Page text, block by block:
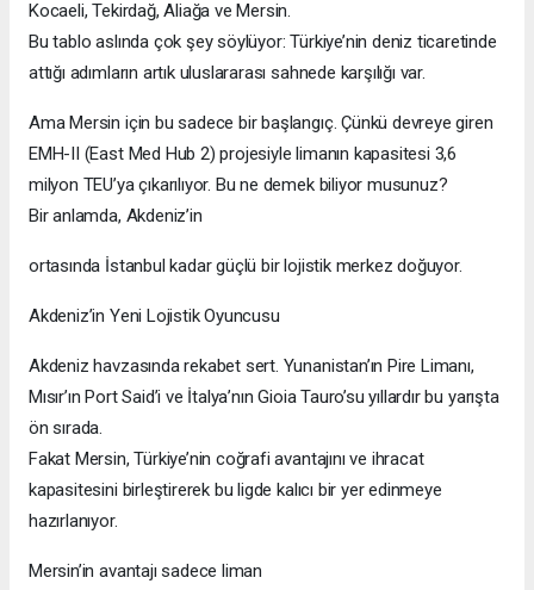
Kocaeli, Tekirdağ, Aliağa ve Mersin.
Bu tablo aslında çok şey söylüyor: Türkiye’nin deniz ticaretinde
attığı adımların artık uluslararası sahnede karşılığı var.
Ama Mersin için bu sadece bir başlangıç. Çünkü devreye giren
EMH-II (East Med Hub 2) projesiyle limanın kapasitesi 3,6
milyon TEU’ya çıkarılıyor. Bu ne demek biliyor musunuz?
Bir anlamda, Akdeniz’in
ortasında İstanbul kadar güçlü bir lojistik merkez doğuyor.
Akdeniz’in Yeni Lojistik Oyuncusu
Akdeniz havzasında rekabet sert. Yunanistan’ın Pire Limanı,
Mısır’ın Port Said’i ve İtalya’nın Gioia Tauro’su yıllardır bu yarışta
ön sırada.
Fakat Mersin, Türkiye’nin coğrafi avantajını ve ihracat
kapasitesini birleştirerek bu ligde kalıcı bir yer edinmeye
hazırlanıyor.
Mersin’in avantajı sadece liman